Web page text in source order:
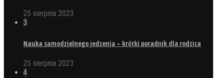
25 sierpnia 2023
3
Nauka samodzielnego jedzenia – krótki poradnik dla rodzica
25 sierpnia 2023
4